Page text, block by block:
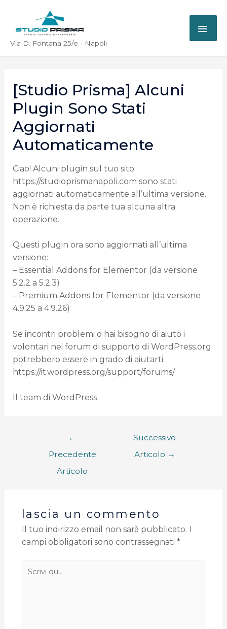
Via D. Fontana 25/e - Napoli
[Studio Prisma] Alcuni
Plugin Sono Stati
Aggiornati
Automaticamente
Ciao! Alcuni plugin sul tuo sito
https://studioprismanapoli.com sono stati
aggiornati automaticamente all’ultima versione.
Non è richiesta da parte tua alcuna altra
operazione.
Questi plugin ora sono aggiornati all’ultima
versione:
– Essential Addons for Elementor (da versione
5.2.2 a 5.2.3)
– Premium Addons for Elementor (da versione
4.9.25 a 4.9.26)
Se incontri problemi o hai bisogno di aiuto i
volontari nei forum di supporto di WordPress.org
potrebbero essere in grado di aiutarti.
https://it.wordpress.org/support/forums/
Il team di WordPress
←
Precedente
Articolo
Successivo
Articolo →
lascia un commento
Il tuo indirizzo email non sarà pubblicato.
campi obbligatori sono contrassegnati *